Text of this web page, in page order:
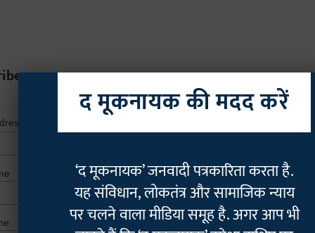
*indicates
द मूकनायक की मदद करें
‘द मूकनायक’ जनवादी पत्रकारिता करता है.
यह संविधान, लोकतंत्र और सामाजिक न्याय
पर चलने वाला मीडिया समूह है. अगर आप भी